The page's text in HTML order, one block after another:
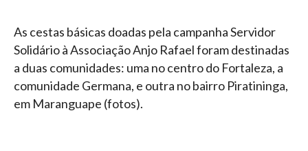
As cestas básicas doadas pela campanha Servidor
Solidário à Associação Anjo Rafael foram destinadas
a duas comunidades: uma no centro do Fortaleza, a
comunidade Germana, e outra no bairro Piratininga,
em Maranguape (fotos).